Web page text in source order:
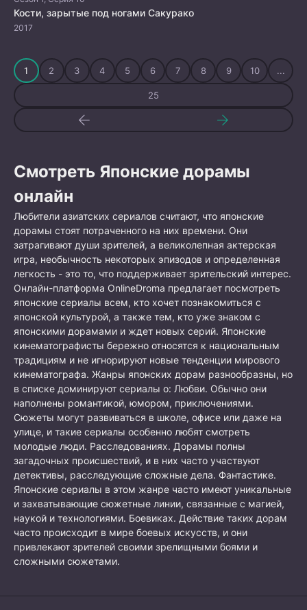
Кости, зарытые под ногами Сакурако
2017
1 2 3 4 5 6 7 8 9 10 ...
25
Смотреть Японские дорамы
онлайн
Любители азиатских сериалов считают, что японские
дорамы стоят потраченного на них времени. Они
затрагивают души зрителей, а великолепная актерская
игра, необычность некоторых эпизодов и определенная
легкость - это то, что поддерживает зрительский интерес.
Онлайн-платформа OnlineDroma предлагает посмотреть
японские сериалы всем, кто хочет познакомиться с
японской культурой, а также тем, кто уже знаком с
японскими дорамами и ждет новых серий. Японские
кинематографисты бережно относятся к национальным
традициям и не игнорируют новые тенденции мирового
кинематографа. Жанры японских дорам разнообразны, но
в списке доминируют сериалы о: Любви. Обычно они
наполнены романтикой, юмором, приключениями.
Сюжеты могут развиваться в школе, офисе или даже на
улице, и такие сериалы особенно любят смотреть
молодые люди. Расследованиях. Дорамы полны
загадочных происшествий, и в них часто участвуют
детективы, расследующие сложные дела. Фантастике.
Японские сериалы в этом жанре часто имеют уникальные
и захватывающие сюжетные линии, связанные с магией,
наукой и технологиями. Боевиках. Действие таких дорам
часто происходит в мире боевых искусств, и они
привлекают зрителей своими зрелищными боями и
сложными сюжетами.